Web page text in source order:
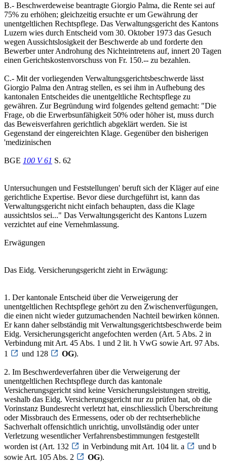
B.- Beschwerdeweise beantragte Giorgio Palma, die Rente sei auf
75% zu erhöhen; gleichzeitig ersuchte er um Gewährung der
unentgeltlichen Rechtspflege. Das Verwaltungsgericht des Kantons
Luzern wies durch Entscheid vom 30. Oktober 1973 das Gesuch
wegen Aussichtslosigkeit der Beschwerde ab und forderte den
Bewerber unter Androhung des Nichteintretens auf, innert 20 Tagen
einen Gerichtskostenvorschuss von Fr. 150.-- zu bezahlen.
C.- Mit der vorliegenden Verwaltungsgerichtsbeschwerde lässt
Giorgio Palma den Antrag stellen, es sei ihm in Aufhebung des
kantonalen Entscheides die unentgeltliche Rechtspflege zu
gewähren. Zur Begründung wird folgendes geltend gemacht: "Die
Frage, ob die Erwerbsunfähigkeit 50% oder höher ist, muss durch
das Beweisverfahren gerichtlich abgeklärt werden. Sie ist
Gegenstand der eingereichten Klage. Gegenüber den bisherigen
'medizinischen
BGE 100 V 61 S. 62
Untersuchungen und Feststellungen' beruft sich der Kläger auf eine
gerichtliche Expertise. Bevor diese durchgeführt ist, kann das
Verwaltungsgericht nicht einfach behaupten, dass die Klage
aussichtslos sei..." Das Verwaltungsgericht des Kantons Luzern
verzichtet auf eine Vernehmlassung.
Erwägungen
Das Eidg. Versicherungsgericht zieht in Erwägung:
1. Der kantonale Entscheid über die Verweigerung der
unentgeltlichen Rechtspflege gehört zu den Zwischenverfügungen,
die einen nicht wieder gutzumachenden Nachteil bewirken können.
Er kann daher selbständig mit Verwaltungsgerichtsbeschwerde beim
Eidg. Versicherungsgericht angefochten werden (Art. 5 Abs. 2 in
Verbindung mit Art. 45 Abs. 1 und 2 lit. h VwG sowie Art. 97 Abs.
1
und 128 OG).
2. Im Beschwerdeverfahren über die Verweigerung der
unentgeltlichen Rechtspflege durch das kantonale
Versicherungsgericht sind keine Versicherungsleistungen streitig,
weshalb das Eidg. Versicherungsgericht nur zu prüfen hat, ob die
Vorinstanz Bundesrecht verletzt hat, einschliesslich Überschreitung
oder Missbrauch des Ermessens, oder ob der rechtserhebliche
Sachverhalt offensichtlich unrichtig, unvollständig oder unter
Verletzung wesentlicher Verfahrensbestimmungen festgestellt
worden ist (Art. 132
in Verbindung mit Art. 104 lit. a
und b
sowie Art. 105 Abs. 2
OG).